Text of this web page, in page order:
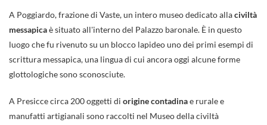
A Poggiardo, frazione di Vaste, un intero museo dedicato allaciviltà
messapicaè situato all'interno del Palazzo baronale. È in questo
luogo che fu rivenuto su un blocco lapideo uno dei primi esempi di
scrittura messapica, una lingua di cui ancora oggi alcune forme
glottologiche sono sconosciute.
A Presicce circa 200 oggetti di origine contadinae rurale e
manufatti artigianali sono raccolti nel Museo della civiltà